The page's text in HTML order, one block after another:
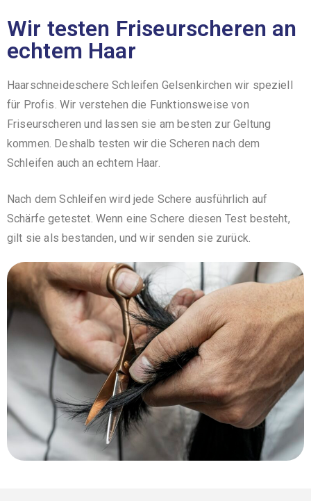
Wir testen Friseurscheren an
echtem Haar
Haarschneideschere Schleifen Gelsenkirchen wir speziell
für Profis. Wir verstehen die Funktionsweise von
Friseurscheren und lassen sie am besten zur Geltung
kommen. Deshalb testen wir die Scheren nach dem
Schleifen auch an echtem Haar.
Nach dem Schleifen wird jede Schere ausführlich auf
Schärfe getestet. Wenn eine Schere diesen Test besteht,
gilt sie als bestanden, und wir senden sie zurück.